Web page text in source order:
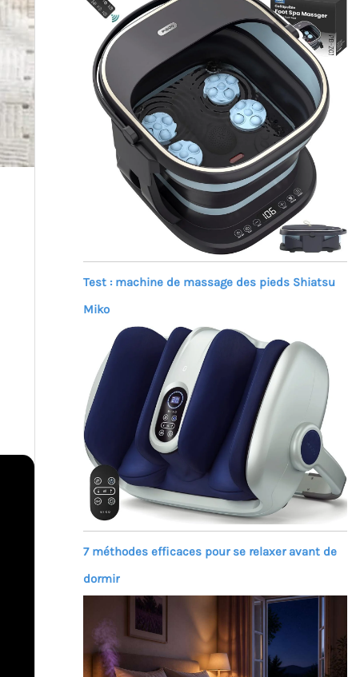
Test : machine de massage des pieds Shiatsu
Miko
7 méthodes efficaces pour se relaxer avant de
dormir